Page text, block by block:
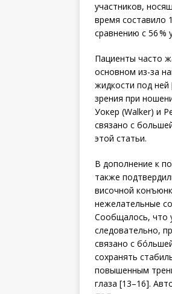
участников,
время составило
сравнению с 56 %
Пациенты часто
основном из-за
жидкости под
зрения при
Уокер (Walker) и
связано с
этой статьи.
В дополнение к
также
височной
нежелательные
Сообщалось, что
следовательно,
связано с
сохранять
повышенным
глаза [13–16].